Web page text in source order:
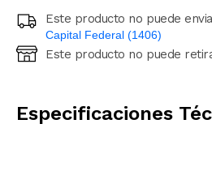
Este producto no puede
Capital Federal (1406)
Ingresá código postal (sólo
Este producto no puede
Especificaciones